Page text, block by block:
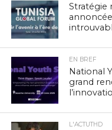
Stratégie
EN BREF
National
grand
L'ACTUTHD